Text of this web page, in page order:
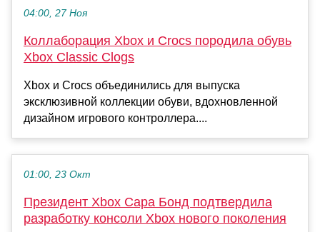
04:00, 27 Ноя
Коллаборация Xbox и Crocs породила обувь
Xbox Classic Clogs
Xbox и Crocs объединились для выпуска
эксклюзивной коллекции обуви, вдохновленной
дизайном игрового контроллера....
01:00, 23 Окт
Президент Xbox Сара Бонд подтвердила
разработку консоли Xbox нового поколения